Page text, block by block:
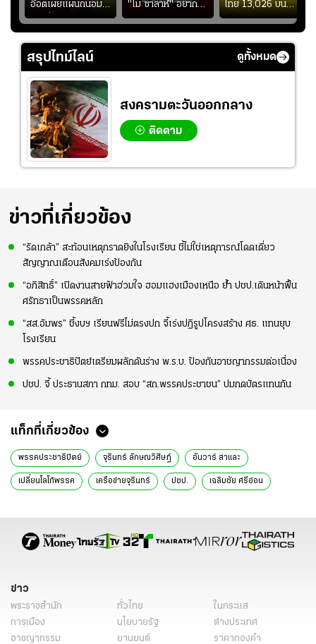
อ๊อตเผยแผนถนอม
“บุ๋มบิ๋ม” เพื่อรักษา
ร่างกายให้พร้อมที่สุด
"โม ซาลาห์" อยาก
ย้ายซบ "แทร็บซอนส
ปอร์"
ไทย 13,026 บน
สกอร์บอร์ดแล้วแอบ
ใจหาย น้อยกว่านัดที่
แล้วเจอมาเลเซียตั้ง
สรุปไทม์ไลน์ ดูทั้งหมด
สงครามตะวันออกกลาง
ติดตาม
ข่าวที่เกี่ยวข้อง
“รัดเกล้า” สะท้อนเหตุกราดยิงในโรงเรียน ชี้ไม่ใช่เหตุการณ์โดดเดี่ยว
สัญญาณเตือนสังคมเร่งป้องกัน
“อภิสิทธิ์” เปิดงานสายฟ้าฮ่วมใจ ฮอมแฮงเมืองเหนือ ย้ำ ปชป.เดินหน้าฟื้น
ศรัทธาเป็นพรรคหลัก
“สส.อัมพร” ชี้งบฯ เรียนฟรีไม่ตรงปก จี้เร่งปฏิรูปโครงสร้าง ศธ. แทนยุบ
โรงเรียน
พรรคประชาธิปัตย์เตรียมผลักดันร่าง พ.ร.บ. ป้องกันอาชญากรรมต่อเนื่อง
ปชป. จี้ ประธานสภา กทม. สอบ “สก.พรรคประชาชน” ปมกดบัตรแทนกัน
แท็กที่เกี่ยวข้อง
พรรคประชาธิปัตย์ จุรินทร์ ลักษณวิศิษฎ์ อันวาร์ สาและ
เปลี่ยนโลโก้พรรค เครือข่ายจุรินทร์ ปชป. เฉลิมชัย ศรีอ่อน
ข่าว
พระราชสำนัก ทั่วไทย
ในกระแส
การเมือง
นโยบายรัฐ
ต่างประเทศ
อาชญากรรม
ยานยนต์
ราคาทองคำ